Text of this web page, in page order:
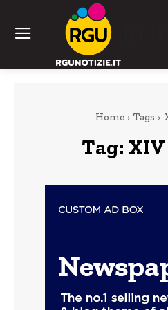
Home Tags
Tag: XIV